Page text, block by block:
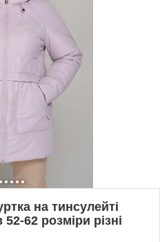
на тинсулейті
62 розміри різні